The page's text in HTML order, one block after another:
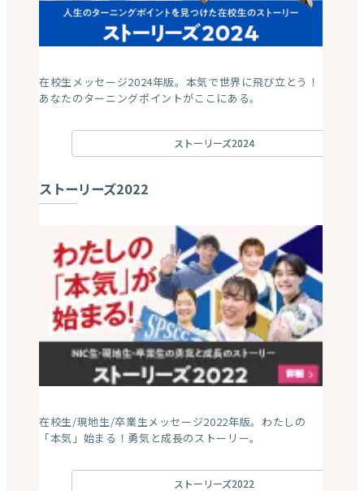
在校生メッセージ2024年版。本気で世界に飛び立とう！
あなたのターニングポイントがここにある。
ストーリーズ2024
ストーリーズ2022
在校生/現地生/卒業生メッセージ2022年版。わたしの
「本気」始まる！勇気と成長のストーリー。
ストーリーズ2022